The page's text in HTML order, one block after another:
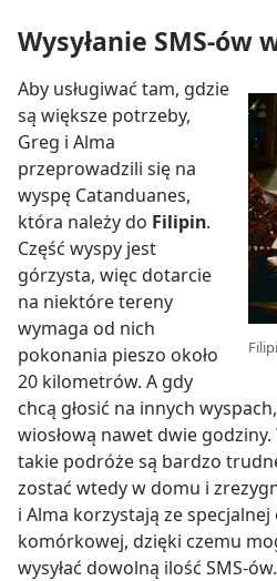
Wysyłanie SMS-ów
Aby usługiwać tam, gdzie
są większe potrzeby,
Greg i Alma
przeprowadzili się na
wyspę Catanduanes,
która należy do Filipin.
Część wyspy jest
górzysta, więc dotarcie
na niektóre tereny
wymaga od nich
pokonania pieszo około
20 kilometrów. A gdy
chcą głosić na innych
wiosłową nawet dwie
takie podróże są bardzo
zostać wtedy w domu i
i Alma korzystają ze
komórkowej, dzięki czemu
wysyłać dowolną ilość SMS-ów.